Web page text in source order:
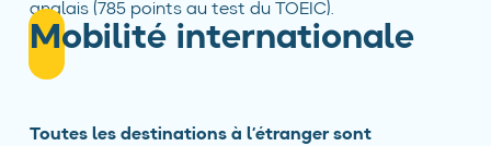
anglais (785 points au test du TOEIC).
Mobilité internationale
Toutes les destinations à l’étranger sont